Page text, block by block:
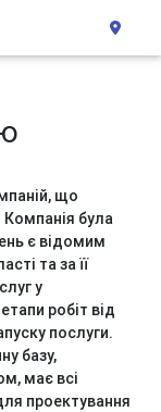
що
була
є відомим
та за її
у
робіт від
послуги.
базу,
має всі
проектування